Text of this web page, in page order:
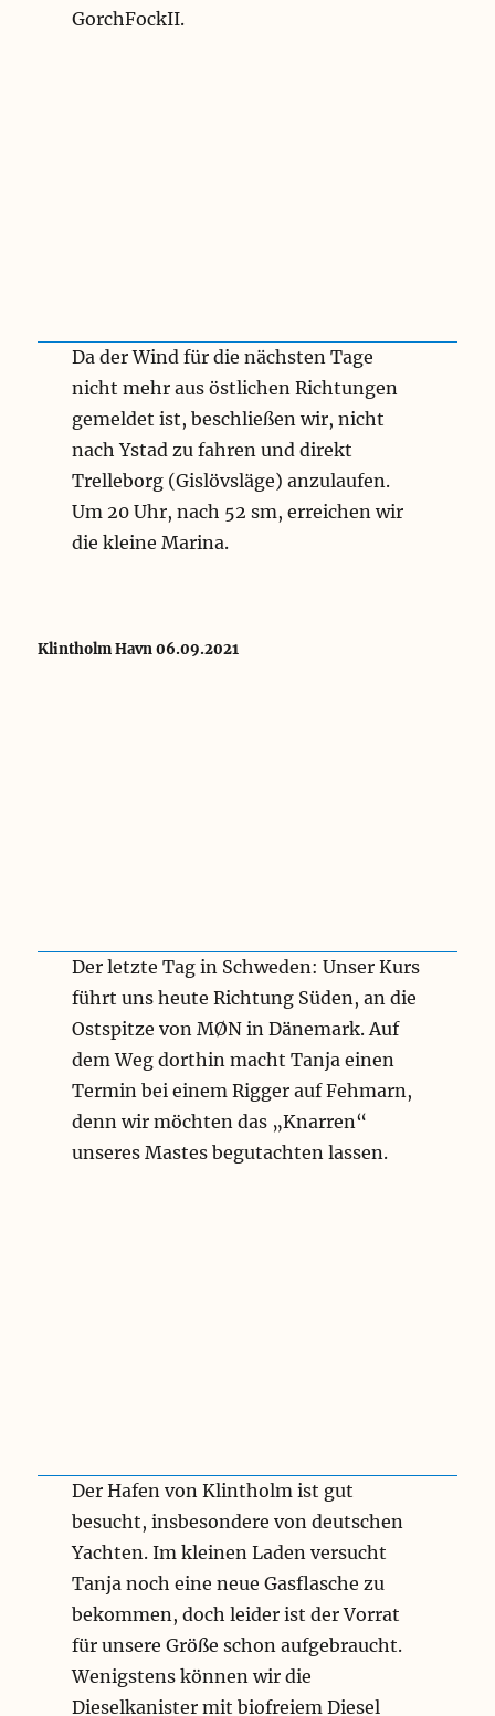
GorchFockII.
Da der Wind für die nächsten Tage
nicht mehr aus östlichen Richtungen
gemeldet ist, beschließen wir, nicht
nach Ystad zu fahren und direkt
Trelleborg (Gislövsläge) anzulaufen.
Um 20 Uhr, nach 52 sm, erreichen wir
die kleine Marina.
Klintholm Havn 06.09.2021
Der letzte Tag in Schweden: Unser Kurs
führt uns heute Richtung Süden, an die
Ostspitze von MØN in Dänemark. Auf
dem Weg dorthin macht Tanja einen
Termin bei einem Rigger auf Fehmarn,
denn wir möchten das „Knarren“
unseres Mastes begutachten lassen.
Der Hafen von Klintholm ist gut
besucht, insbesondere von deutschen
Yachten. Im kleinen Laden versucht
Tanja noch eine neue Gasflasche zu
bekommen, doch leider ist der Vorrat
für unsere Größe schon aufgebraucht.
Wenigstens können wir die
Dieselkanister mit biofreiem Diesel